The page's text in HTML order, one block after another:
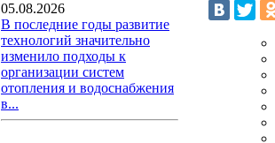
05.08.2026
В последние годы развитие
технологий значительно
изменило подходы к
организации систем
отопления и водоснабжения
в...